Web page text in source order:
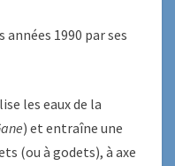
1990 par ses
les eaux de la
) et entraîne une
(ou à godets), à axe